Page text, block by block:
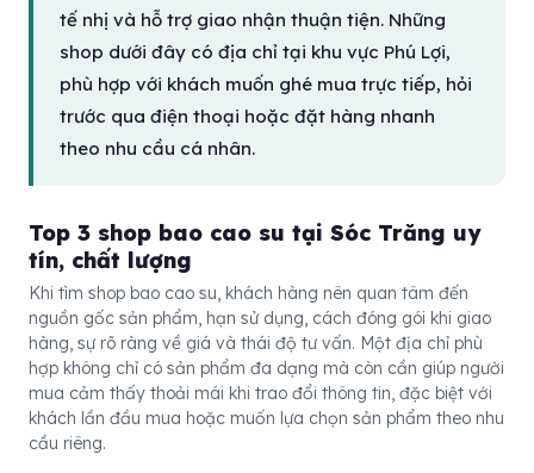
tế nhị và hỗ trợ giao nhận thuận tiện. Những
shop dưới đây có địa chỉ tại khu vực Phú Lợi,
phù hợp với khách muốn ghé mua trực tiếp, hỏi
trước qua điện thoại hoặc đặt hàng nhanh
theo nhu cầu cá nhân.
Top 3 shop bao cao su tại Sóc Trăng uy
tín, chất lượng
Khi tìm shop bao cao su, khách hàng nên quan tâm đến
nguồn gốc sản phẩm, hạn sử dụng, cách đóng gói khi giao
hàng, sự rõ ràng về giá và thái độ tư vấn. Một địa chỉ phù
hợp không chỉ có sản phẩm đa dạng mà còn cần giúp người
mua cảm thấy thoải mái khi trao đổi thông tin, đặc biệt với
khách lần đầu mua hoặc muốn lựa chọn sản phẩm theo nhu
cầu riêng.